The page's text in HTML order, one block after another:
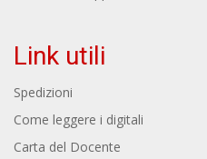
Link utili
Spedizioni
Come leggere i digitali
Carta del Docente